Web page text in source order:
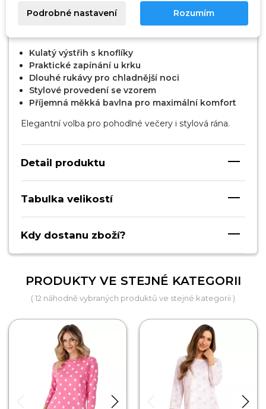
Dámská noční košile 338/53 značky LUNA
elegantní vzhled, pohodlí a kvalitní bavlněný úplet pro
Kulatý výstřih s knoflíky
Praktické zapínání u krku
Dlouhé rukávy pro chladnější noci
Stylové provedení se vzorem
Příjemná měkká bavlna pro maximální komfort
Elegantní volba pro pohodlné večery i stylová rána.
Detail produktu
Tabulka velikostí
Kdy dostanu zboží?
PRODUKTY VE STEJNÉ KATEGORII
( 12 náhodně vybraných produktů ve stejné kategorii )
Podrobné nastavení Rozumím